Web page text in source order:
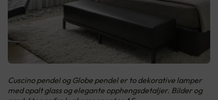
Cuscino pendel og Globe pendel er to dekorative lamper
med opalt glass og elegante opphengsdetaljer. Bilder og